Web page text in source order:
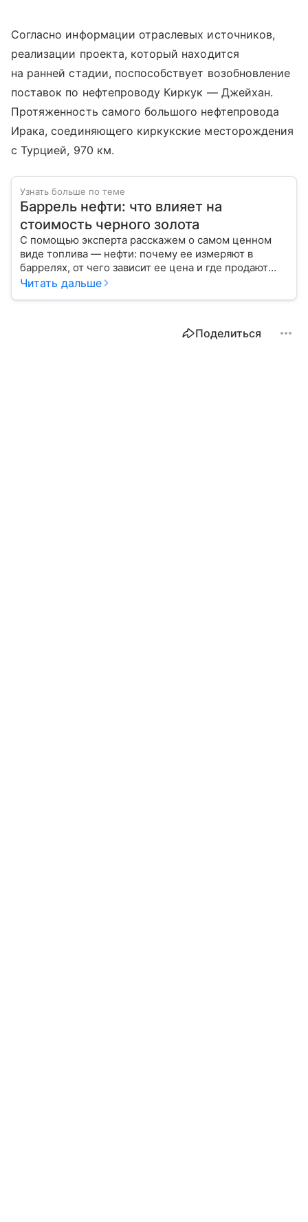
Согласно информации отраслевых источников,
реализации проекта, который находится
на ранней стадии, поспособствует возобновление
поставок по нефтепроводу Киркук — Джейхан.
Протяженность самого большого нефтепровода
Ирака, соединяющего киркукские месторождения
с Турцией, 970 км.
Узнать больше по теме
Баррель нефти: что влияет на
стоимость черного золота
С помощью эксперта расскажем о самом ценном
виде топлива — нефти: почему ее измеряют в
баррелях, от чего зависит ее цена и где продают
сырье.
Читать дальше
Поделиться